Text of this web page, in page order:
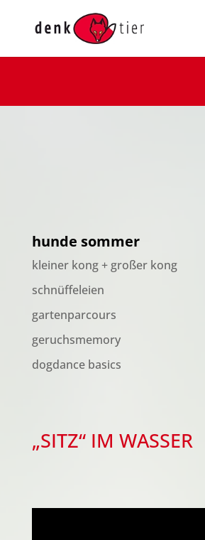
hunde sommer
kleiner kong + großer kong
schnüffeleien
gartenparcours
geruchsmemory
dogdance basics
„SITZ“ IM WASSER